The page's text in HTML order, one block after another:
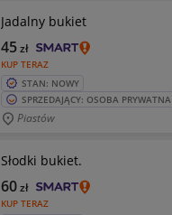
Jadalny bukiet
KUP TERAZ
45zł
STAN: NOWY
SPRZEDAJĄCY: OSOBA PRYWATNA
Piastów
Słodki bukiet.
KUP TERAZ
60zł